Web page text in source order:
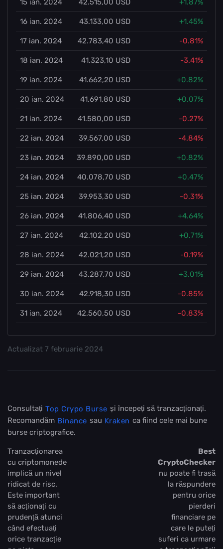
15 ian. 2024 42.515,00 USD +1.87%
16 ian. 2024 43.133,00 USD +1.45%
17 ian. 2024 42.783,40 USD -0.81%
18 ian. 2024 41.323,10 USD -3.41%
19 ian. 2024 41.662,20 USD +0.82%
20 ian. 2024 41.691,80 USD +0.07%
21 ian. 2024 41.580,00 USD -0.27%
22 ian. 2024 39.567,00 USD -4.84%
23 ian. 2024 39.890,00 USD +0.82%
24 ian. 2024 40.078,70 USD +0.47%
25 ian. 2024 39.953,30 USD -0.31%
26 ian. 2024 41.806,40 USD +4.64%
27 ian. 2024 42.102,20 USD +0.71%
28 ian. 2024 42.021,20 USD -0.19%
29 ian. 2024 43.287,70 USD +3.01%
30 ian. 2024 42.918,30 USD -0.85%
31 ian. 2024 42.560,50 USD -0.83%
Actualizat 7 februarie 2024
Consultați Top Crypo Burse și începeți să tranzacționați.
Recomandăm Binance sau Kraken ca fiind cele mai bune
burse criptografice.
Tranzacționarea
cu criptomonede
implică un nivel
ridicat de risc.
Este important
să acționați cu
prudență atunci
când efectuați
orice tranzacție
Best
CryptoChecker
nu poate fi trasă
la răspundere
pentru orice
pierderi
financiare pe
care le puteți
suferi ca urmare